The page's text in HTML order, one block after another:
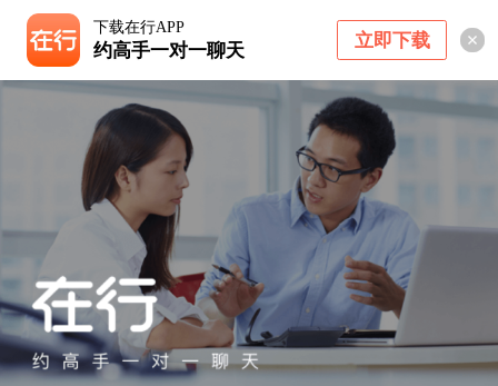
下载在行APP
约高手一对一聊天 立即下载